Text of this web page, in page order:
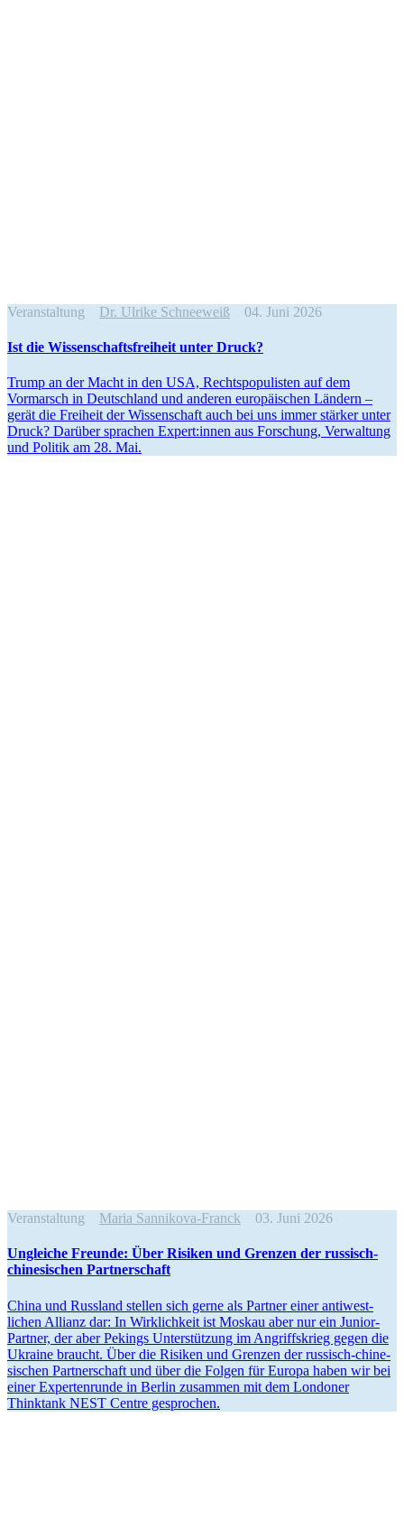
Veranstaltung Dr. Ulrike Schneeweiß 04. Juni 2026
Ist die Wissen­schafts­freiheit unter Druck?
Trump an der Macht in den USA, Rechts­po­pu­listen auf dem
Vormarsch in Deutschland und anderen europäi­schen Ländern –
gerät die Freiheit der Wissen­schaft auch bei uns immer stärker unter
Druck? Darüber sprachen Expert:innen aus Forschung, Verwaltung
und Politik am 28. Mai.
Veranstaltung Maria Sannikova-Franck 03. Juni 2026
Ungleiche Freunde: Über Risiken und Grenzen der russisch-
chine­si­schen Partnerschaft
China und Russland stellen sich gerne als Partner einer antiwest­
lichen Allianz dar: In Wirklichkeit ist Moskau aber nur ein Junior-
Partner, der aber Pekings Unter­stützung im Angriffs­krieg gegen die
Ukraine braucht. Über die Risiken und Grenzen der russisch-chine­
si­schen Partner­schaft und über die Folgen für Europa haben wir bei
einer Exper­ten­runde in Berlin zusammen mit dem Londoner
Thinktank NEST Centre gesprochen.